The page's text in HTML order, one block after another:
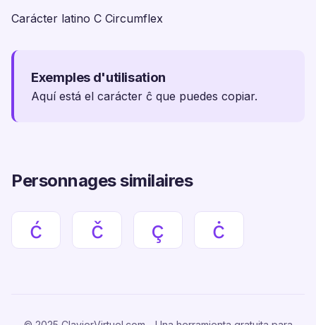
Carácter latino C Circumflex
Exemples d'utilisation
Aquí está el carácter ĉ que puedes copiar.
Personnages similaires
ć č ç ċ